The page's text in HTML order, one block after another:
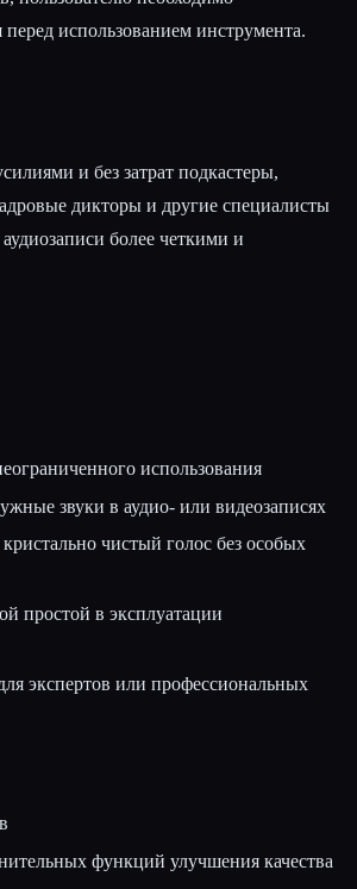
перед использованием инструмента.
и без затрат подкастеры,
дикторы и другие специалисты
более четкими и
использования
звуки в аудио- или видеозаписях
чистый голос без особых
простой в эксплуатации
экспертов или профессиональных
функций улучшения качества